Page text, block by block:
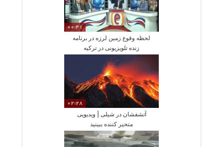
00:41
لحظه وقوع زمین لرزه در برنامه
زنده تلویزیونی در ترکیه
02:28
آتشفشان در شیلی | ویدیویی
متحیر کننده ببینید